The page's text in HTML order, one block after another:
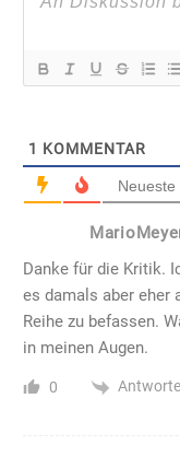
1 KOMMENTAR
Neueste
Danke für die Kritik.
es damals aber eher
Reihe zu befassen.
in meinen Augen.
0